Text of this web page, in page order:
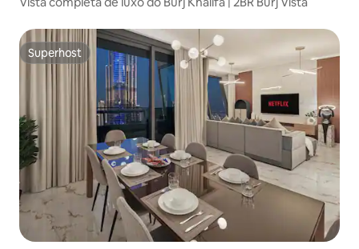
Superhost
Superhost